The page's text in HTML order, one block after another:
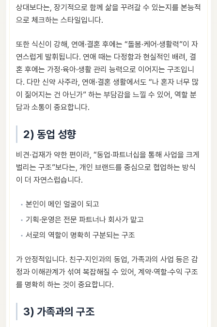
상대보다는, 장기적으로 함께 삶을 꾸려갈 수 있는지를 본능적
으로 체크하는 스타일입니다.
또한 식신이 강해, 연애·결혼 후에는 “돌봄·케어·생활력”이 자
연스럽게 발휘됩니다. 연애 때는 다정함과 현실적인 배려, 결
혼 후에는 가정·육아·생활 관리 능력으로 이어지는 구조입니
다. 다만 신약 사주라, 연애·결혼 생활에서도 “나 혼자 너무 많
이 짊어지는 건 아닌가” 하는 부담감을 느낄 수 있어, 역할 분
담과 소통이 중요합니다.
2) 동업 성향
비견·겁재가 약한 편이라, “동업·파트너십을 통해 사업을 크게
벌리는 구조”보다는, 개인 브랜드를 중심으로 협업하는 방식
이 더 자연스럽습니다.
본인이 메인 얼굴이 되고
기획·운영은 전문 파트너나 회사가 맡고
서로의 역할이 명확히 구분되는 구조
가 안정적입니다. 친구·지인과의 동업, 가족과의 사업 등은 감
정과 이해관계가 섞여 복잡해질 수 있어, 계약·역할·수익 구조
를 명확히 하는 것이 중요합니다.
3) 가족과의 구조